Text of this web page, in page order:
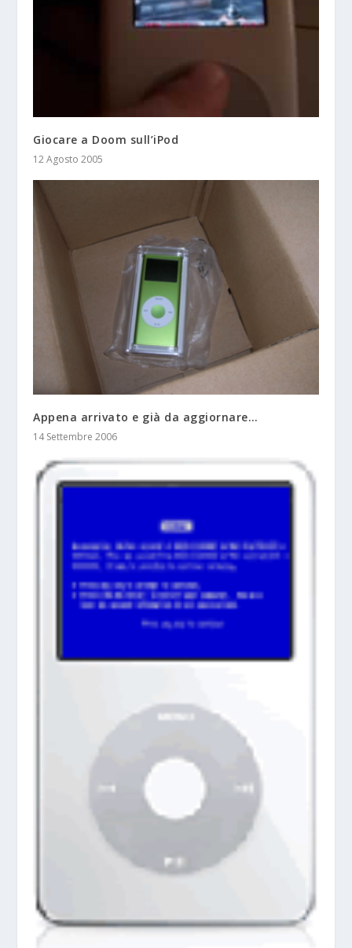
Giocare a Doom sull’iPod
12 Agosto 2005
Appena arrivato e già da aggiornare…
14 Settembre 2006